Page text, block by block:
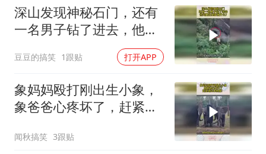
深山发现神秘石门，还有
一名男子钻了进去，他究
豆豆的搞笑 1跟贴 打开APP
象妈妈殴打刚出生小象，
象爸爸心疼坏了，赶紧跑
闻秋搞笑 3跟贴